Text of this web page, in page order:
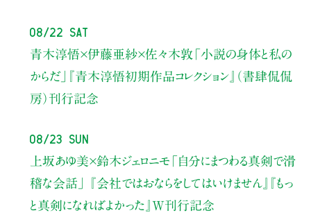
08/22 Sat
青木淳悟×伊藤亜紗×佐々木敦 「小説の身体と私の
からだ」
『青木淳悟初期作品コレクション』（書肆侃侃
房）刊行記念
08/23 Sun
上坂あゆ美×鈴木ジェロニモ 「自分にまつわる真剣で滑
稽な会話」
『会社ではおならをしてはいけません』『もっ
と真剣になればよかった』W刊行記念